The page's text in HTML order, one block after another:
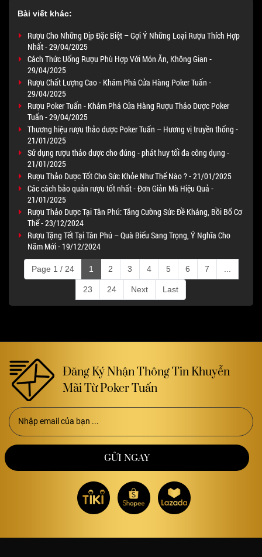
Bài viết khác:
Rượu Cho Những Dịp Đặc Biệt – Gợi Ý Những Loại Rượu Thích Hợp
Nhất - 29/04/2025
Cách Thức Uống Rượu Phù Hợp Với Món Ăn, Không Gian -
29/04/2025
Rượu Chất Lượng Cao - Khám Phá Cửa Hàng Poker Tuấn -
29/04/2025
Rượu Poker Tuấn - Khám Phá Cửa Hàng Rượu Thảo Dược Poker
Tuấn - 29/04/2025
Thương hiệu rượu thảo dược Poker Tuấn – Hương vị truyền thống -
21/01/2025
Sử dụng rượu thảo dược cho đúng - phát huy tối đa công dụng -
21/01/2025
Rượu Thảo Dược Tốt Cho Sức Khỏe Như Thế Nào ? - 21/01/2025
Các cách bảo quản rượu tốt nhất - Đơn Giản Mà Hiệu Quả -
21/01/2025
Rượu Thảo Dược Tại Tân Phú: Tăng Cường Sức Đề Kháng, Bồi Bổ Cơ
Thể - 23/12/2024
Rượu Tặng Tết Tại Tân Phú – Quà Biếu Sang Trọng, Ý Nghĩa Cho
Năm Mới - 19/12/2024
Page 1 / 24 1 2 3 4 5 6 7
23 24 Next Last
Đăng Ký Nhận Thông Tin Khuyễn
Mãi Từ Poker Tuấn